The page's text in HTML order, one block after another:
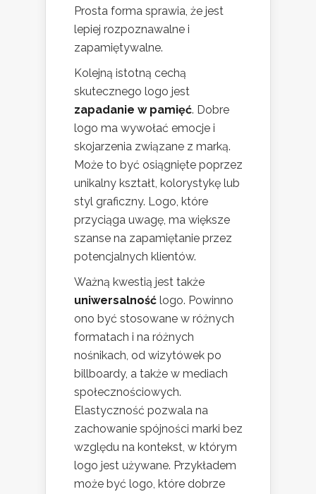
Prosta forma sprawia, że jest
lepiej rozpoznawalne i
zapamiętywalne.
Kolejną istotną cechą
skutecznego logo jest
zapadanie w pamięć. Dobre
logo ma wywołać emocje i
skojarzenia związane z marką.
Może to być osiągnięte poprzez
unikalny kształt, kolorystykę lub
styl graficzny. Logo, które
przyciąga uwagę, ma większe
szanse na zapamiętanie przez
potencjalnych klientów.
Ważną kwestią jest także
uniwersalność logo. Powinno
ono być stosowane w różnych
formatach i na różnych
nośnikach, od wizytówek po
billboardy, a także w mediach
społecznościowych.
Elastyczność pozwala na
zachowanie spójności marki bez
względu na kontekst, w którym
logo jest używane. Przykładem
może być logo, które dobrze